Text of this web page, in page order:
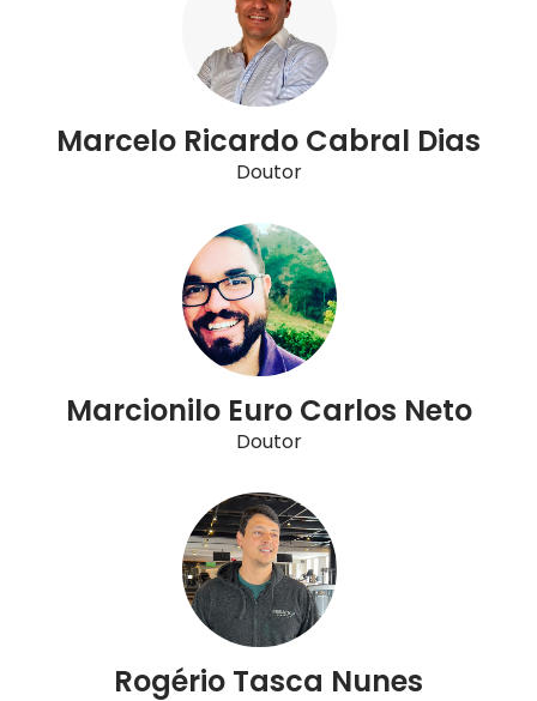
Marcelo Ricardo Cabral Dias
Doutor
Marcionilo Euro Carlos Neto
Doutor
Rogério Tasca Nunes